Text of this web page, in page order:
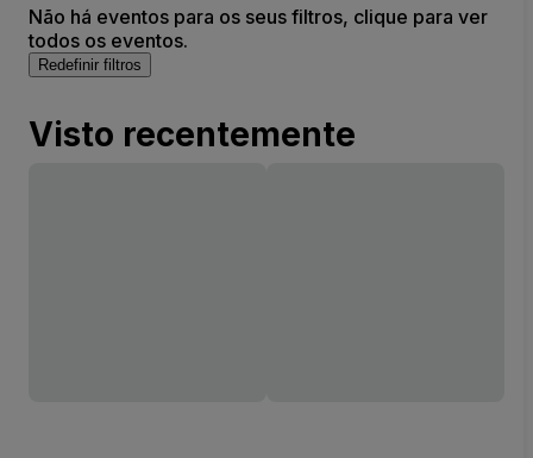
Não há eventos para os seus filtros, clique para ver
todos os eventos.
Redefinir filtros
Visto recentemente